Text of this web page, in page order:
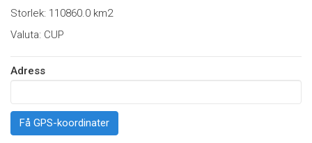
Storlek: 110860.0 km2
Valuta: CUP
Adress
Få GPS-koordinater